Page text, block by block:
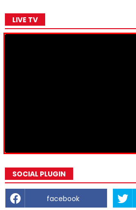
LIVE TV
SOCIAL PLUGIN
facebook